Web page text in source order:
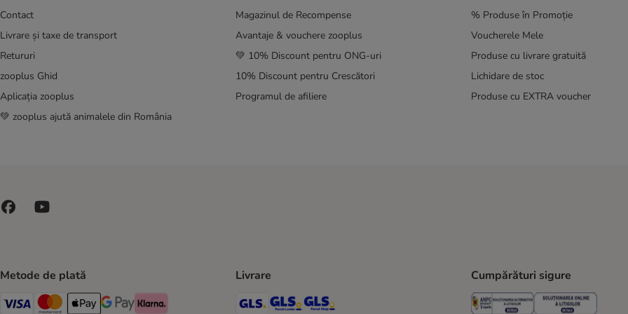
Contact
Livrare și taxe de transport
Retururi
zooplus Ghid
Aplicația zooplus
💚 zooplus ajută animalele din România
Magazinul de Recompense
Avantaje & vouchere zooplus
💚 10% Discount pentru ONG-uri
10% Discount pentru Crescători
Programul de afiliere
% Produse în Promoție
Voucherele Mele
Produse cu livrare gratuită
Lichidare de stoc
Produse cu EXTRA voucher
Metode de plată Livrare
GLS Shipping Method
GLS Locker Shipping Method
GLS Parcel Shop Shipping Method
Cumpărături sigure
Security